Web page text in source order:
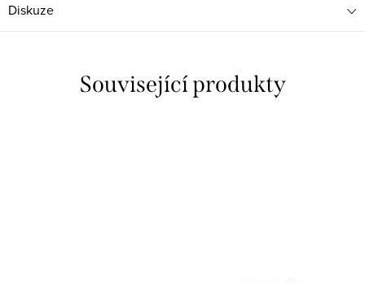
Diskuze
Související produkty